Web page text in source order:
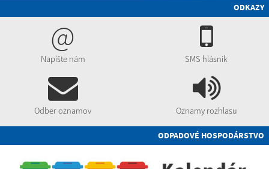
ODKAZY
@
Napíšte nám SMS hlásnik
Odber oznamov Oznamy rozhlasu
ODPADOVÉ HOSPODÁRSTVO